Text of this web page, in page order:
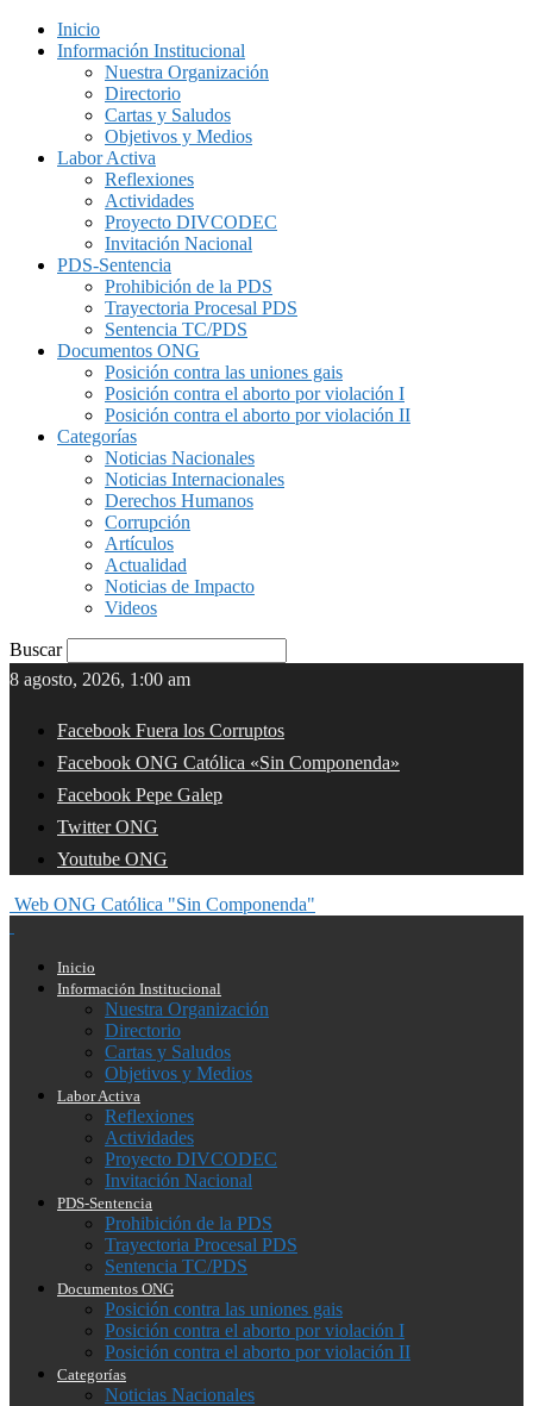
Inicio
Información Institucional
Nuestra Organización
Directorio
Cartas y Saludos
Objetivos y Medios
Labor Activa
Reflexiones
Actividades
Proyecto DIVCODEC
Invitación Nacional
PDS-Sentencia
Prohibición de la PDS
Trayectoria Procesal PDS
Sentencia TC/PDS
Documentos ONG
Posición contra las uniones gais
Posición contra el aborto por violación I
Posición contra el aborto por violación II
Categorías
Noticias Nacionales
Noticias Internacionales
Derechos Humanos
Corrupción
Artículos
Actualidad
Noticias de Impacto
Videos
Buscar
8 agosto, 2026, 1:00 am
Facebook Fuera los Corruptos
Facebook ONG Católica «Sin Componenda»
Facebook Pepe Galep
Twitter ONG
Youtube ONG
Web ONG Católica "Sin Componenda"
Inicio
Información Institucional
Nuestra Organización
Directorio
Cartas y Saludos
Objetivos y Medios
Labor Activa
Reflexiones
Actividades
Proyecto DIVCODEC
Invitación Nacional
PDS-Sentencia
Prohibición de la PDS
Trayectoria Procesal PDS
Sentencia TC/PDS
Documentos ONG
Posición contra las uniones gais
Posición contra el aborto por violación I
Posición contra el aborto por violación II
Categorías
Noticias Nacionales